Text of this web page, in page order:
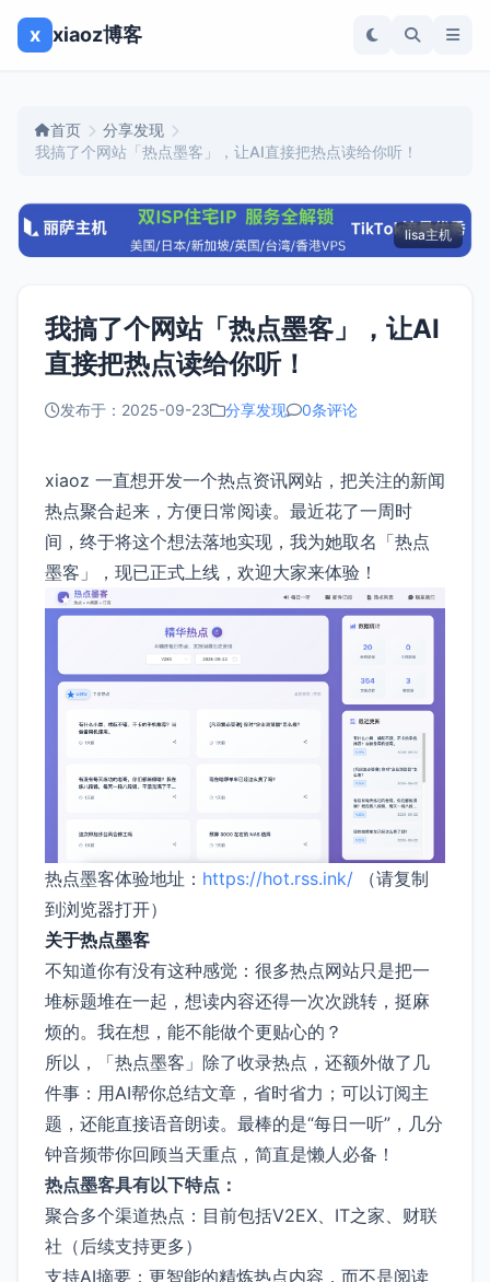
x xiaoz博客
首页
分享发现
我搞了个网站「热点墨客」，让AI直接把热点读给你听！
lisa主机
我搞了个网站「热点墨客」，让AI
直接把热点读给你听！
发布于：2025-09-23 分享发现 0条评论
xiaoz 一直想开发一个热点资讯网站，把关注的新闻
热点聚合起来，方便日常阅读。最近花了一周时
间，终于将这个想法落地实现，我为她取名「热点
墨客」，现已正式上线，欢迎大家来体验！
热点墨客体验地址： https://hot.rss.ink/ （请复制
到浏览器打开）
关于热点墨客
不知道你有没有这种感觉：很多热点网站只是把一
堆标题堆在一起，想读内容还得一次次跳转，挺麻
烦的。我在想，能不能做个更贴心的？
所以，「热点墨客」除了收录热点，还额外做了几
件事：用AI帮你总结文章，省时省力；可以订阅主
题，还能直接语音朗读。最棒的是“每日一听”，几分
钟音频带你回顾当天重点，简直是懒人必备！
热点墨客具有以下特点：
聚合多个渠道热点：目前包括V2EX、IT之家、财联
社（后续支持更多）
支持AI摘要：更智能的精炼热点内容，而不是阅读